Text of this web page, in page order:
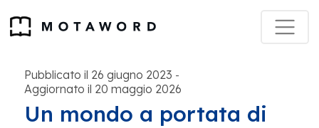
Pubblicato il 26 giugno 2023 -
Aggiornato il 20 maggio 2026
Un mondo a portata di